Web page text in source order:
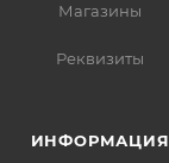
Магазины
Реквизиты
ИНФОРМАЦИЯ